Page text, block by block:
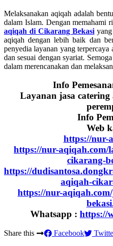
Melaksanakan aqiqah adalah
dalam Islam. Dengan memahami
aqiqah di Cikarang Bekasi
aqiqah dengan lebih baik dan
penyedia layanan yang terpercaya
dan sesuai dengan syariat.
dalam merencanakan dan
Info
Layanan jasa
Info
Web
https://nur-
https://nur-aqiqah.com/
cikarang-
https://
aqiqah-
https://nur-
Whatsapp : https://
Share this Facebook